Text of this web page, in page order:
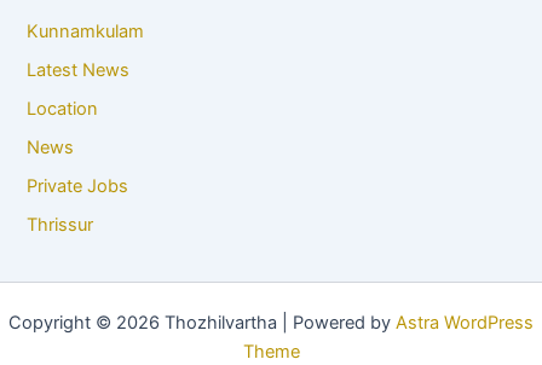
Kunnamkulam
Latest News
Location
News
Private Jobs
Thrissur
Copyright © 2026 Thozhilvartha | Powered by Astra WordPress
Theme